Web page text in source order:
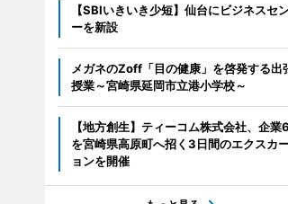
【SBIいきいき少短】仙台にビジネスセ
ーを新設
メガネのZoff「目の健康」を啓発する出
授業～宮崎県延岡市立港小学校～
【地方創生】ティーコム株式会社、企業
を宮崎県高原町へ招く3日間のエクスカ
ョンを開催